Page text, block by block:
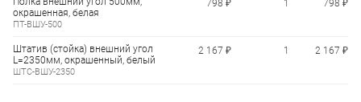
окрашенная, белая
ПТ-ВШУ-500
798 ₽ 1 798 ₽
Штатив (стойка) внешний угол
L=2350мм, окрашенный, белый
ШТС-ВШУ-2350
2 167 ₽ 1 2 167 ₽